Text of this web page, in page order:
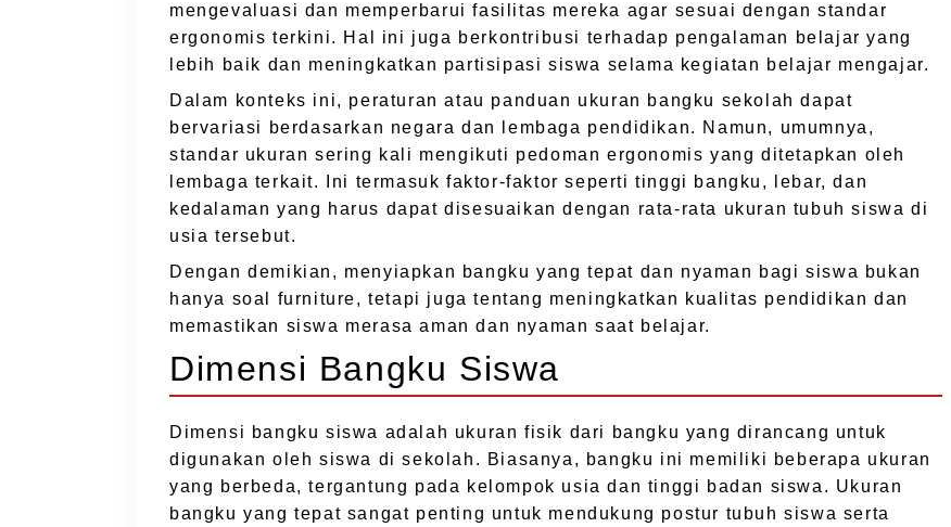
mengevaluasi dan memperbarui fasilitas mereka agar sesuai dengan standar
ergonomis terkini. Hal ini juga berkontribusi terhadap pengalaman belajar yang
lebih baik dan meningkatkan partisipasi siswa selama kegiatan belajar mengajar.
Dalam konteks ini, peraturan atau panduan ukuran bangku sekolah dapat
bervariasi berdasarkan negara dan lembaga pendidikan. Namun, umumnya,
standar ukuran sering kali mengikuti pedoman ergonomis yang ditetapkan oleh
lembaga terkait. Ini termasuk faktor-faktor seperti tinggi bangku, lebar, dan
kedalaman yang harus dapat disesuaikan dengan rata-rata ukuran tubuh siswa di
usia tersebut.
Dengan demikian, menyiapkan bangku yang tepat dan nyaman bagi siswa bukan
hanya soal furniture, tetapi juga tentang meningkatkan kualitas pendidikan dan
memastikan siswa merasa aman dan nyaman saat belajar.
Dimensi Bangku Siswa
Dimensi bangku siswa adalah ukuran fisik dari bangku yang dirancang untuk
digunakan oleh siswa di sekolah. Biasanya, bangku ini memiliki beberapa ukuran
yang berbeda, tergantung pada kelompok usia dan tinggi badan siswa. Ukuran
bangku yang tepat sangat penting untuk mendukung postur tubuh siswa serta